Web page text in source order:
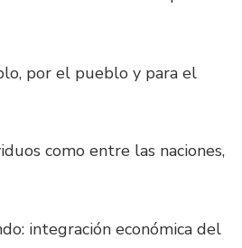
por el pueblo y para el
como entre las naciones,
integración económica del